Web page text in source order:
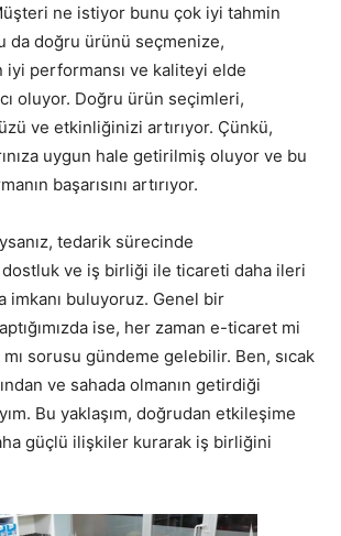
ne istiyor bunu çok iyi tahmin
da doğru ürünü seçmenize,
performansı ve kaliteyi elde
oluyor. Doğru ürün seçimleri,
ve etkinliğinizi artırıyor. Çünkü,
uygun hale getirilmiş oluyor ve bu
başarısını artırıyor.
tedarik sürecinde
ve iş birliği ile ticareti daha ileri
imkanı buluyoruz. Genel bir
ise, her zaman e-ticaret mi
mı sorusu gündeme gelebilir. Ben, sıcak
ve sahada olmanın getirdiği
Bu yaklaşım, doğrudan etkileşime
güçlü ilişkiler kurarak iş birliğini